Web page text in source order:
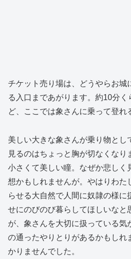
チケット売り場は、どうやらお城
る入口まであがります。約10分
ど、ここでは象さんに乗って登れ
美しい大きな象さんが乗り物とし
見るのはちょっと胸が切なくなり
小さくて美しい瞳。なぜか悲しく
想かもしれませんが。やはりわた
らせる大自然で人間に奴隷の様に
せにのびのび暮らしてほしいなと
が、象さんを大切に扱っている気
の通ったやりとりがあるかもしれ
かりませんでした。